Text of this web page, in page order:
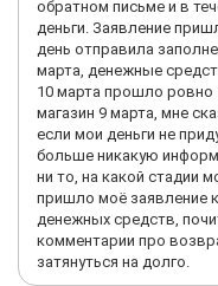
обратном письме и в
деньги. Заявление
день отправила
марта, денежные
10 марта прошло ровно
магазин 9 марта, мне
если мои деньги не
больше никакую
ни то, на какой стадии
пришло моё заявление
денежных средств,
комментарии про
затянуться на долго.